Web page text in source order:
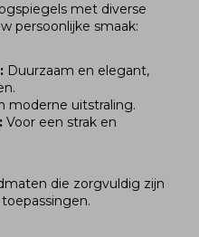
met diverse
persoonlijke smaak:
Duurzaam en elegant,
moderne uitstraling.
Voor een strak en
die zorgvuldig zijn